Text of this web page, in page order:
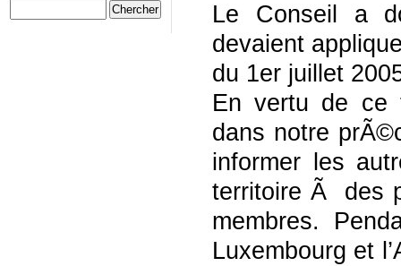
Le Conseil a
devaient
du 1er juillet
En vertu de ce
dans notre
informer les
territoire Ã des
membres.
Luxembourg et